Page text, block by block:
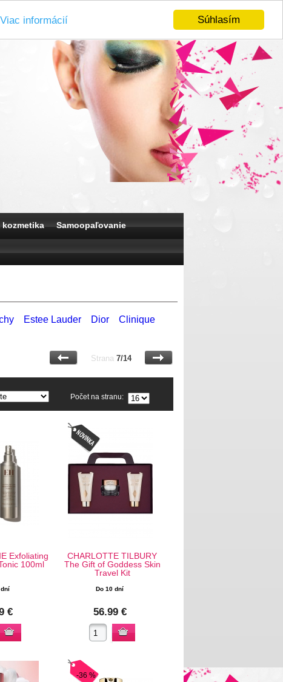
Súhlasím
Viac informácií
kozmetika Samoopaľovanie
Estee Lauder Dior
Clinique
Strana 7/14
Počet na stranu:
Exfoliating
100ml
dní
€
CHARLOTTE TILBURY
The Gift of Goddess Skin
Travel Kit
Do 10 dní
56.99 €
-36 %